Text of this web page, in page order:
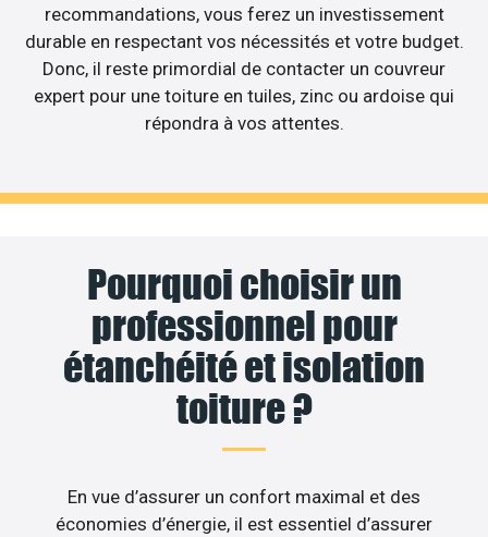
recommandations, vous ferez un investissement
durable en respectant vos nécessités et votre budget.
Donc, il reste primordial de contacter un couvreur
expert pour une toiture en tuiles, zinc ou ardoise qui
répondra à vos attentes.
Pourquoi choisir un
professionnel pour
étanchéité et isolation
toiture ?
En vue d’assurer un confort maximal et des
économies d’énergie, il est essentiel d’assurer